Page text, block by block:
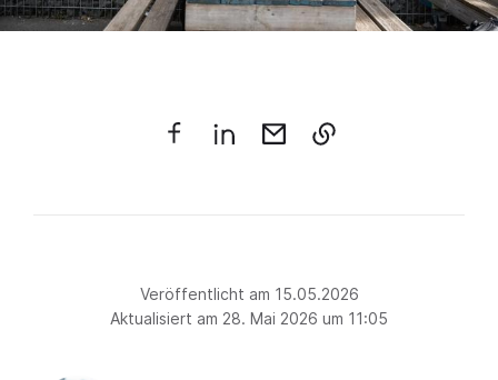
Veröffentlicht am 15.05.2026
Aktualisiert am 28. Mai 2026 um 11:05